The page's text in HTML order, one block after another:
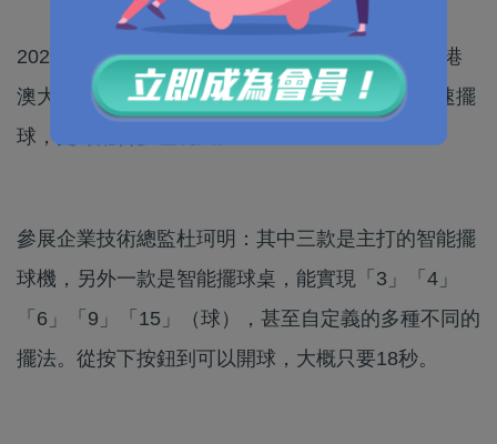
2026年第20屆世界桌球及配套設施展上，來自粵港
澳大灣區的企業展出一款智能桌球枱不僅可以秒速擺
球，更可配合多種玩法。
參展企業技術總監杜珂明：其中三款是主打的智能擺
球機，另外一款是智能擺球桌，能實現「3」「4」
「6」「9」「15」（球），甚至自定義的多種不同的
擺法。從按下按鈕到可以開球，大概只要18秒。